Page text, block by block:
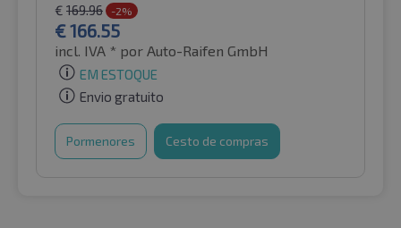
€ 169.96 -2%
€166.55
incl. IVA * por Auto-Raifen GmbH
EM ESTOQUE
Envio gratuito
Pormenores Cesto de compras